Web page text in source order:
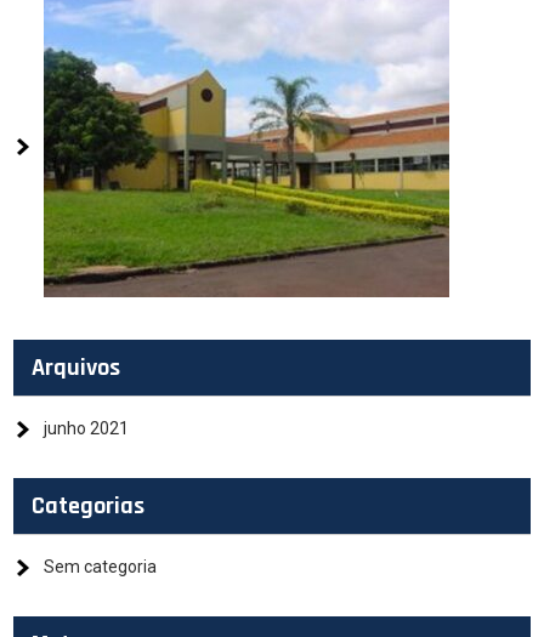
Arquivos
junho 2021
Categorias
Sem categoria